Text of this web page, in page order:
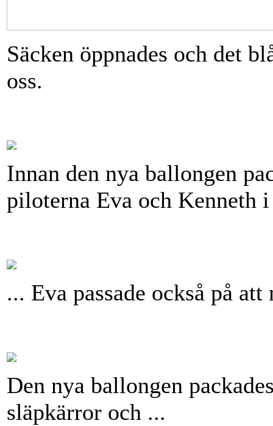
Säcken öppnades och det
oss.
Innan den nya ballongen
piloterna Eva och Kenneth
... Eva passade också på att
Den nya ballongen
släpkärror och ...